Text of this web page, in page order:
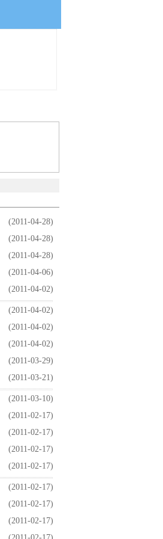
(2011-04-28)
(2011-04-28)
(2011-04-28)
(2011-04-06)
(2011-04-02)
(2011-04-02)
(2011-04-02)
(2011-04-02)
(2011-03-29)
(2011-03-21)
(2011-03-10)
(2011-02-17)
(2011-02-17)
(2011-02-17)
(2011-02-17)
(2011-02-17)
(2011-02-17)
(2011-02-17)